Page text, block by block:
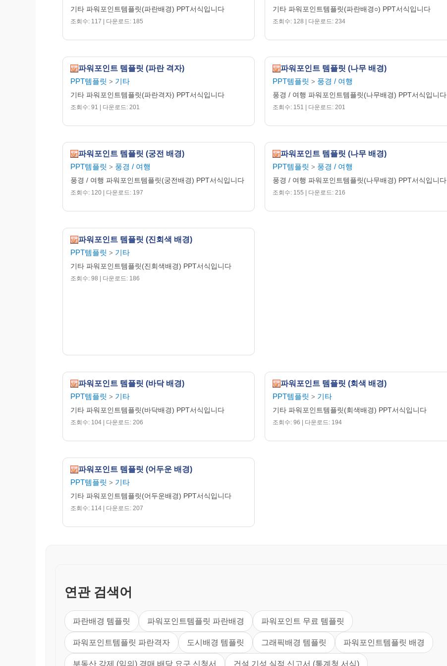
기타 파워포인트템플릿(파란배경) PPT서식입니다
조회수: 117 | 다운로드: 185
기타 파워포인트템플릿(파란배경○) PPT서식입니다
조회수: 128 | 다운로드: 234
파워포인트 템플릿 (파란 격자)
PPT템플릿 > 기타
기타 파워포인트템플릿(파란격자) PPT서식입니다
조회수: 91 | 다운로드: 201
파워포인트 템플릿 (나무 배경)
PPT템플릿 > 풍경 / 여행
풍경 / 여행 파워포인트템플릿(나무배경) PPT서식입니다
조회수: 151 | 다운로드: 201
파워포인트 템플릿 (궁전 배경)
PPT템플릿 > 풍경 / 여행
풍경 / 여행 파워포인트템플릿(궁전배경) PPT서식입니다
조회수: 120 | 다운로드: 197
파워포인트 템플릿 (나무 배경)
PPT템플릿 > 풍경 / 여행
풍경 / 여행 파워포인트템플릿(나무배경) PPT서식입니다
조회수: 155 | 다운로드: 216
파워포인트 템플릿 (진회색 배경)
PPT템플릿 > 기타
기타 파워포인트템플릿(진회색배경) PPT서식입니다
조회수: 98 | 다운로드: 186
파워포인트 템플릿 (바닥 배경)
PPT템플릿 > 기타
기타 파워포인트템플릿(바닥배경) PPT서식입니다
조회수: 104 | 다운로드: 206
파워포인트 템플릿 (회색 배경)
PPT템플릿 > 기타
기타 파워포인트템플릿(회색배경) PPT서식입니다
조회수: 96 | 다운로드: 194
파워포인트 템플릿 (어두운 배경)
PPT템플릿 > 기타
기타 파워포인트템플릿(어두운배경) PPT서식입니다
조회수: 114 | 다운로드: 207
연관 검색어
파란배경 템플릿 파워포인트템플릿 파란배경 파워포인트 무료 템플릿
파워포인트템플릿 파란격자 도시배경 템플릿 그래픽배경 템플릿 파워포인트템플릿 배경
부동산 강제 (임의) 경매 배당 요구 신청서 건설 기성 실적 신고서 (통계청 서식)